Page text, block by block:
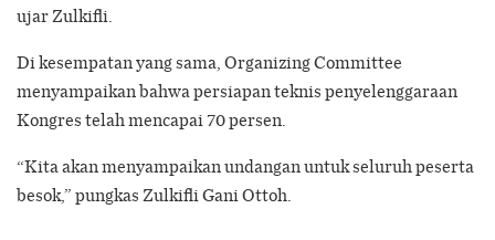
ujar Zulkifli.
Di kesempatan yang sama, Organizing Committee
menyampaikan bahwa persiapan teknis penyelenggaraan
Kongres telah mencapai 70 persen.
“Kita akan menyampaikan undangan untuk seluruh peserta
besok,” pungkas Zulkifli Gani Ottoh.